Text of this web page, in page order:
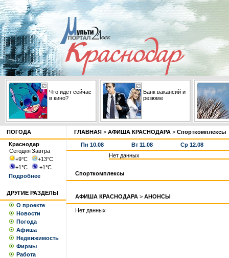
Что идет сейчас
в кино?
Банк вакансий и
резюме
ПОГОДА
Краснодар
СегодняЗавтра
+9°С +13°С
+1°С +1°С
Подробнее
ДРУГИЕ РАЗДЕЛЫ
О проекте
Новости
Погода
Афиша
Недвижимость
Фирмы
Работа
ГЛАВНАЯ > АФИША КРАСНОДАРА > Спорткомплексы
Пн 10.08 Вт 11.08
Ср 12.08
Нет данных
Спорткомплексы
АФИША КРАСНОДАРА > АНОНСЫ
Нет данных